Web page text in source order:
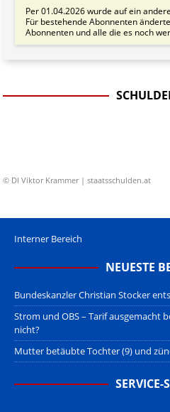
Per 01.04.2026 wurde auf ein
Für bestehende Abonnenten
Abonnenten und alle die es noch
© DI Viktor Krammer | staatsschulden.at
Interner Bereich
NEUESTE
Bundeskanzler Christian Stocker
Strom und OBS – Tarif ausgemacht
nicht?
Mutter betäubte Tochter (9) und
SERVICE-